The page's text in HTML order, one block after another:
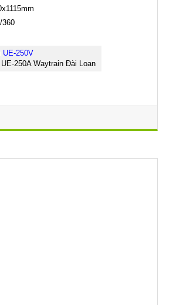
360
250A Waytrain Đài Loan